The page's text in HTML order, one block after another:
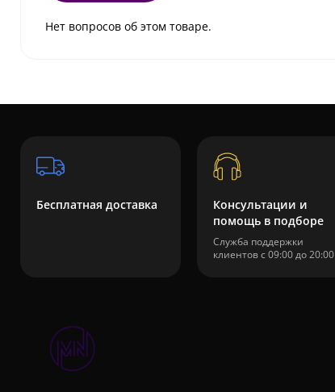
Нет вопросов об этом товаре.
Бесплатная доставка
Консультации и
помощь в подборе
Служба поддержки
клиентов с 09:00 до 20:00